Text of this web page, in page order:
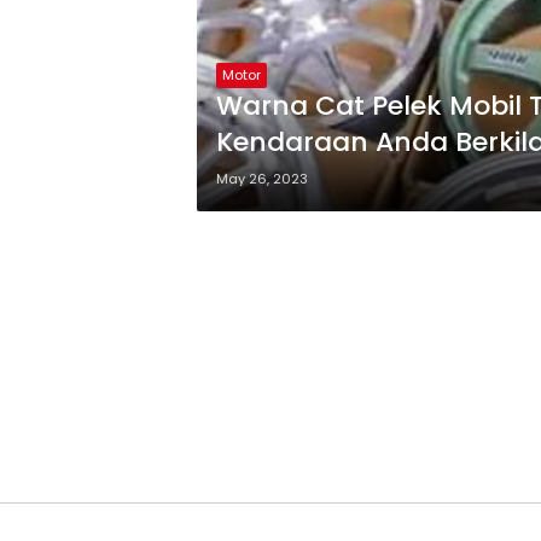
Motor
Warna Cat Pelek
Kendaraan Anda
May 26, 2023